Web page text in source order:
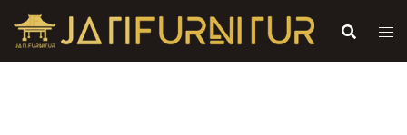
Skip
content